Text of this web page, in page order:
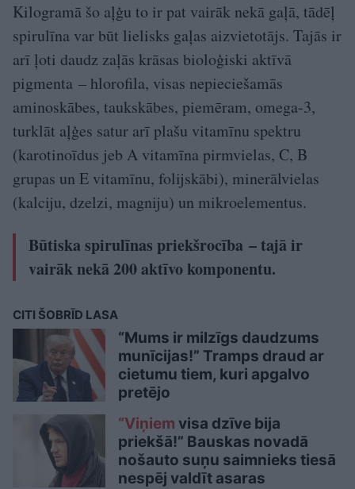
Kilogramā šo aļģu to ir pat vairāk nekā gaļā, tādēļ
spirulīna var būt lielisks gaļas aizvietotājs. Tajās ir
arī ļoti daudz zaļās krāsas bioloģiski aktīvā
pigmenta – hlorofila, visas nepieciešamās
aminoskābes, taukskābes, piemēram, omega-3,
turklāt aļģes satur arī plašu vitamīnu spektru
(karotinoīdus jeb A vitamīna pirmvielas, C, B
grupas un E vitamīnu, folijskābi), minerālvielas
(kalciju, dzelzi, magniju) un mikroelementus.
Būtiska spirulīnas priekšrocība – tajā ir
vairāk nekā 200 aktīvo komponentu.
CITI ŠOBRĪD LASA
“Mums ir milzīgs daudzums
munīcijas!” Tramps draud ar
cietumu tiem, kuri apgalvo
pretējo
“Viņiem visa dzīve bija
priekšā!” Bauskas novadā
nošauto suņu saimnieks tiesā
nespēj valdīt asaras